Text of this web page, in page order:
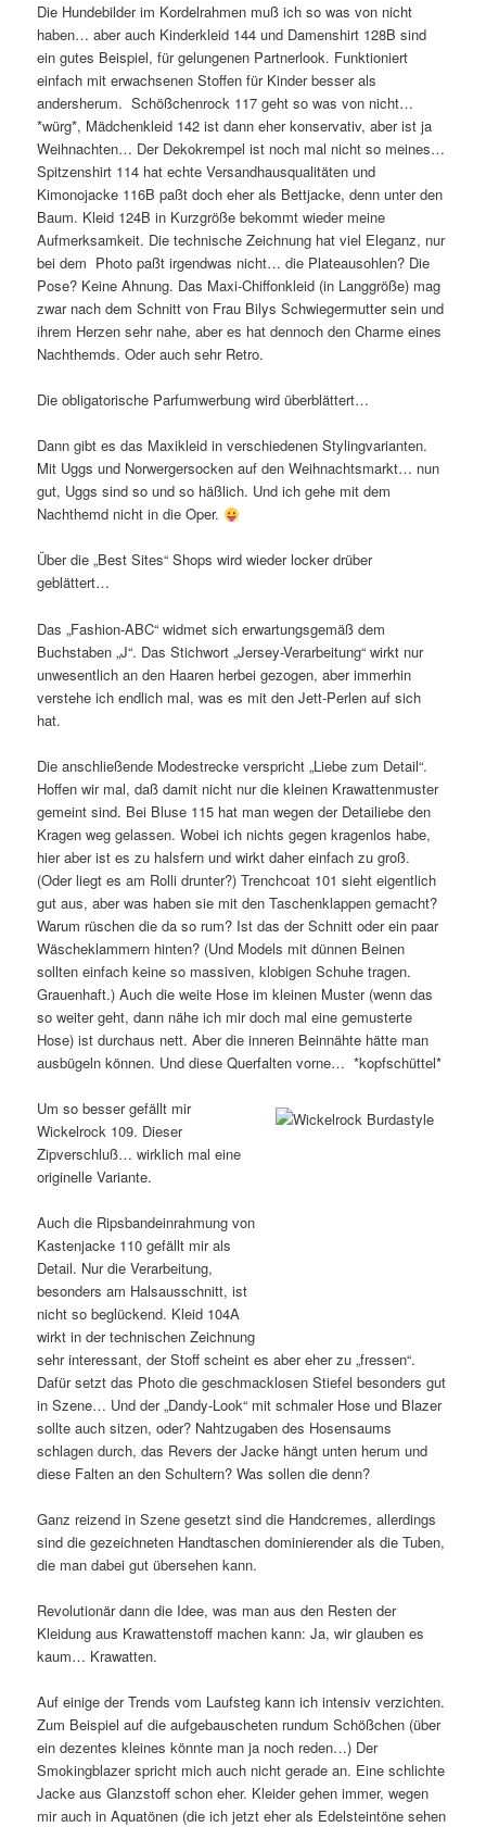
Die Hundebilder im Kordelrahmen muß ich so was von nicht
haben… aber auch Kinderkleid 144 und Damenshirt 128B sind
ein gutes Beispiel, für gelungenen Partnerlook. Funktioniert
einfach mit erwachsenen Stoffen für Kinder besser als
andersherum. Schößchenrock 117 geht so was von nicht…
*würg*, Mädchenkleid 142 ist dann eher konservativ, aber ist ja
Weihnachten… Der Dekokrempel ist noch mal nicht so meines…
Spitzenshirt 114 hat echte Versandhausqualitäten und
Kimonojacke 116B paßt doch eher als Bettjacke, denn unter den
Baum. Kleid 124B in Kurzgröße bekommt wieder meine
Aufmerksamkeit. Die technische Zeichnung hat viel Eleganz, nur
bei dem Photo paßt irgendwas nicht… die Plateausohlen? Die
Pose? Keine Ahnung. Das Maxi-Chiffonkleid (in Langgröße) mag
zwar nach dem Schnitt von Frau Bilys Schwiegermutter sein und
ihrem Herzen sehr nahe, aber es hat dennoch den Charme eines
Nachthemds. Oder auch sehr Retro.
Die obligatorische Parfumwerbung wird überblättert…
Dann gibt es das Maxikleid in verschiedenen Stylingvarianten.
Mit Uggs und Norwergersocken auf den Weihnachtsmarkt… nun
gut, Uggs sind so und so häßlich. Und ich gehe mit dem
Nachthemd nicht in die Oper.
Über die „Best Sites“ Shops wird wieder locker drüber
geblättert…
Das „Fashion-ABC“ widmet sich erwartungsgemäß dem
Buchstaben „J“. Das Stichwort „Jersey-Verarbeitung“ wirkt nur
unwesentlich an den Haaren herbei gezogen, aber immerhin
verstehe ich endlich mal, was es mit den Jett-Perlen auf sich
hat.
Die anschließende Modestrecke verspricht „Liebe zum Detail“.
Hoffen wir mal, daß damit nicht nur die kleinen Krawattenmuster
gemeint sind. Bei Bluse 115 hat man wegen der Detailiebe den
Kragen weg gelassen. Wobei ich nichts gegen kragenlos habe,
hier aber ist es zu halsfern und wirkt daher einfach zu groß.
(Oder liegt es am Rolli drunter?) Trenchcoat 101 sieht eigentlich
gut aus, aber was haben sie mit den Taschenklappen gemacht?
Warum rüschen die da so rum? Ist das der Schnitt oder ein paar
Wäscheklammern hinten? (Und Models mit dünnen Beinen
sollten einfach keine so massiven, klobigen Schuhe tragen.
Grauenhaft.) Auch die weite Hose im kleinen Muster (wenn das
so weiter geht, dann nähe ich mir doch mal eine gemusterte
Hose) ist durchaus nett. Aber die inneren Beinnähte hätte man
ausbügeln können. Und diese Querfalten vorne… *kopfschüttel*
Um so besser gefällt mir
Wickelrock 109. Dieser
Zipverschluß… wirklich mal eine
originelle Variante.
Auch die Ripsbandeinrahmung von
Kastenjacke 110 gefällt mir als
Detail. Nur die Verarbeitung,
besonders am Halsausschnitt, ist
nicht so beglückend. Kleid 104A
wirkt in der technischen Zeichnung
sehr interessant, der Stoff scheint es aber eher zu „fressen“.
Dafür setzt das Photo die geschmacklosen Stiefel besonders gut
in Szene… Und der „Dandy-Look“ mit schmaler Hose und Blazer
sollte auch sitzen, oder? Nahtzugaben des Hosensaums
schlagen durch, das Revers der Jacke hängt unten herum und
diese Falten an den Schultern? Was sollen die denn?
Ganz reizend in Szene gesetzt sind die Handcremes, allerdings
sind die gezeichneten Handtaschen dominierender als die Tuben,
die man dabei gut übersehen kann.
Revolutionär dann die Idee, was man aus den Resten der
Kleidung aus Krawattenstoff machen kann: Ja, wir glauben es
kaum… Krawatten.
Auf einige der Trends vom Laufsteg kann ich intensiv verzichten.
Zum Beispiel auf die aufgebauscheten rundum Schößchen (über
ein dezentes kleines könnte man ja noch reden…) Der
Smokingblazer spricht mich auch nicht gerade an. Eine schlichte
Jacke aus Glanzstoff schon eher. Kleider gehen immer, wegen
mir auch in Aquatönen (die ich jetzt eher als Edelsteintöne sehen